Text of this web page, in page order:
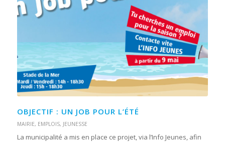
OBJECTIF : UN JOB POUR L’ÉTÉ
MAIRIE, EMPLOIS, JEUNESSE
La municipalité a mis en place ce projet, via l’Info Jeunes, afin